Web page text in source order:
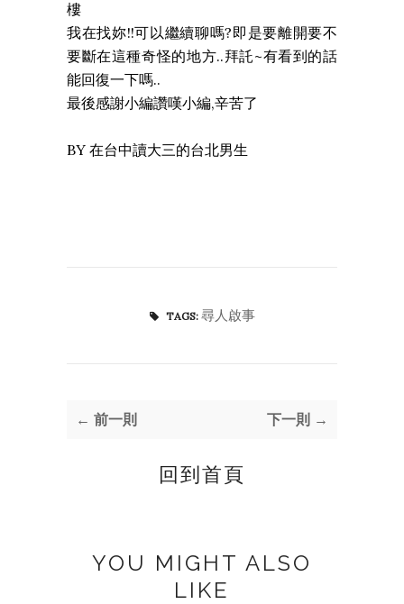
樓
我在找妳!!可以繼續聊嗎?即是要離開要不
要斷在這種奇怪的地方..拜託~有看到的話
能回復一下嗎..
最後感謝小編讚嘆小編,辛苦了
BY 在台中讀大三的台北男生
TAGS: 尋人啟事
← 前一則 下一則 →
回到首頁
YOU MIGHT ALSO
LIKE